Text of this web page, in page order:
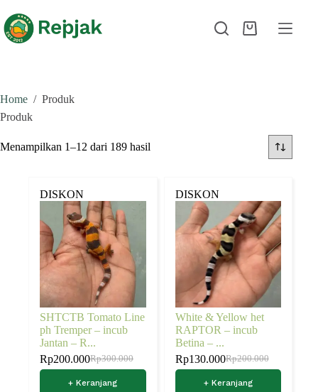
Home / Produk
Produk
Menampilkan 1–12 dari 189 hasil
DISKON
SHTCTB Tomato Line
ph Tremper – incub
Jantan – R...
Rp300.000
Rp200.000
+ Keranjang
DISKON
White & Yellow het
RAPTOR – incub
Betina – ...
Rp200.000
Rp130.000
+ Keranjang